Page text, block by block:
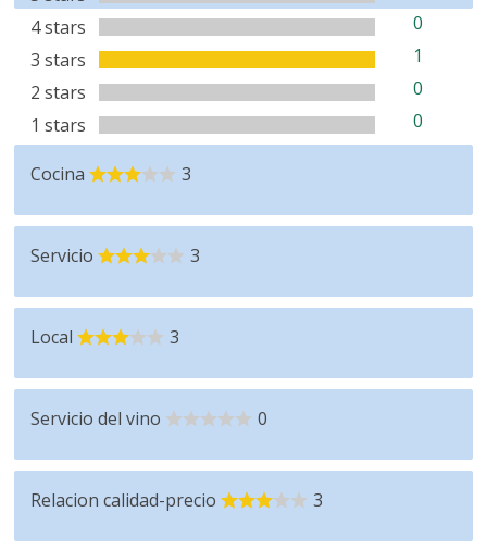
4 stars
0
3 stars
1
2 stars
0
1 stars
0
Cocina 3
Servicio 3
Local 3
Servicio del vino 0
Relacion calidad-precio 3